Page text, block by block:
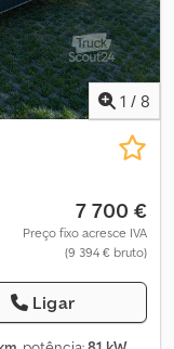
1 / 8
7 700 €
Preço fixo acresce IVA
(9 394 € bruto)
Ligar